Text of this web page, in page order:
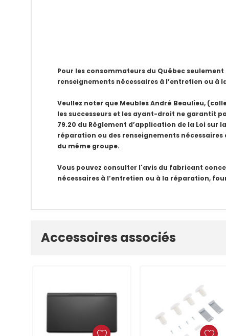
Pour les consommateurs du Québec
renseignements nécessaires à l’entretien ou
Veullez noter que Meubles André Beaulieu,
les successeurs et les ayant-droit ne garantit
79.20 du Règlement d’application de la Loi sur
réparation ou des renseignements
du même groupe.
Vous pouvez consulter l'avis du fabricant
nécessaires à l’entretien ou à la réparation,
personnalisé
Accessoires associés